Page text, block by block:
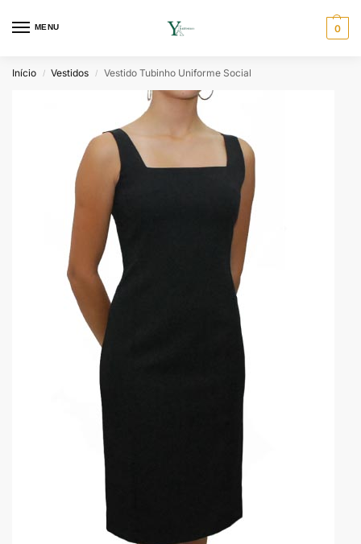
MENU 0
Início / Vestidos / Vestido Tubinho Uniforme Social